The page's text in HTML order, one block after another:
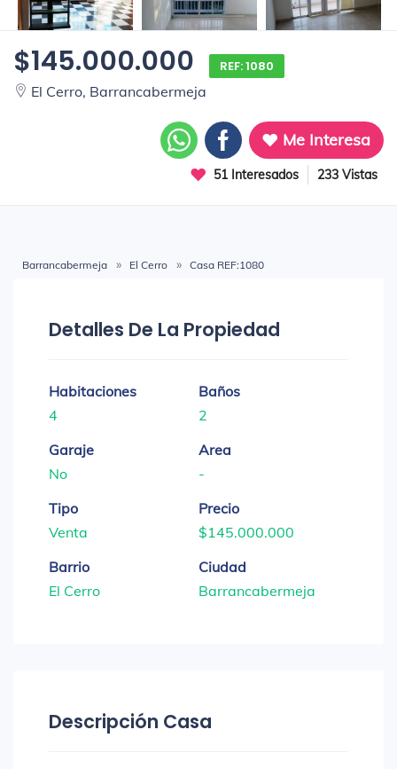
$145.000.000 REF: 1080
El Cerro, Barrancabermeja
Me Interesa
51 Interesados 233 Vistas
Barrancabermeja El Cerro Casa REF:1080
Detalles De La Propiedad
Habitaciones
4
Baños
2
Garaje
No
Area
-
Tipo
Venta
Precio
$145.000.000
Barrio
El Cerro
Ciudad
Barrancabermeja
Descripción Casa